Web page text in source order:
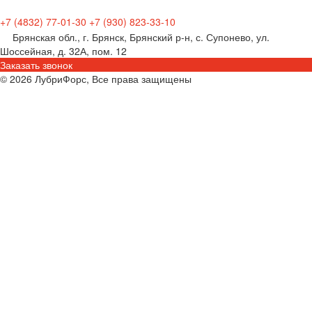
+7 (4832) 77-01-30 +7 (930) 823-33-10
Брянская обл., г. Брянск, Брянский р-н, с. Супонево, ул.
Шоссейная, д. 32А, пом. 12
Заказать звонок
© 2026 ЛубриФорс, Все права защищены